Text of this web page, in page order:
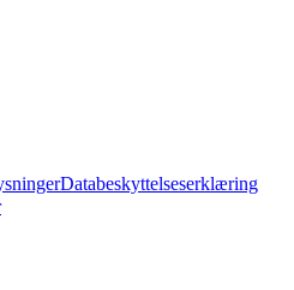
Databeskyttelseserklæring